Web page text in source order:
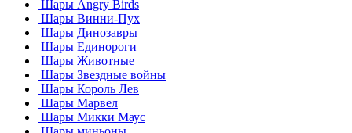
Шары Angry Birds
Шары Винни-Пух
Шары Динозавры
Шары Единороги
Шары Животные
Шары Звездные войны
Шары Король Лев
Шары Марвел
Шары Микки Маус